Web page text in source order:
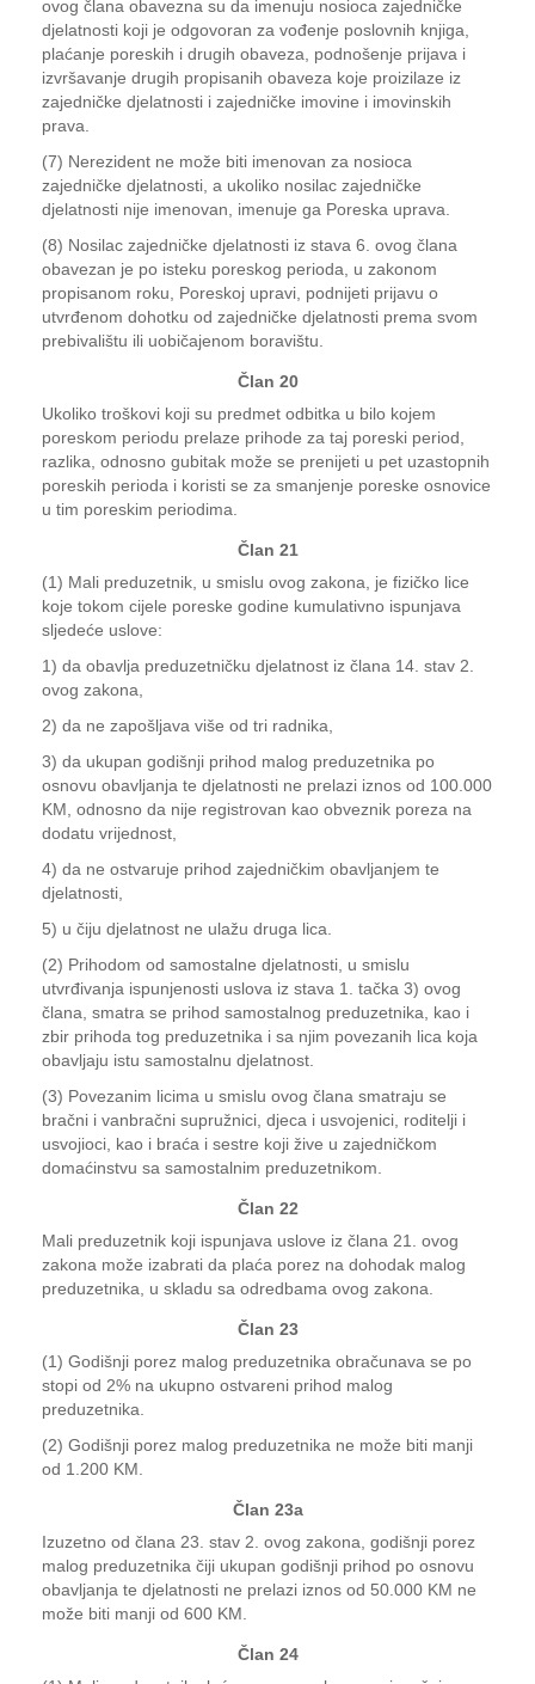
ovog člana obavezna su da imenuju nosioca zajedničke
djelatnosti koji je odgovoran za vođenje poslovnih knjiga,
plaćanje poreskih i drugih obaveza, podnošenje prijava i
izvršavanje drugih propisanih obaveza koje proizilaze iz
zajedničke djelatnosti i zajedničke imovine i imovinskih
prava.
(7) Nerezident ne može biti imenovan za nosioca
zajedničke djelatnosti, a ukoliko nosilac zajedničke
djelatnosti nije imenovan, imenuje ga Poreska uprava.
(8) Nosilac zajedničke djelatnosti iz stava 6. ovog člana
obavezan je po isteku poreskog perioda, u zakonom
propisanom roku, Poreskoj upravi, podnijeti prijavu o
utvrđenom dohotku od zajedničke djelatnosti prema svom
prebivalištu ili uobičajenom boravištu.
Član 20
Ukoliko troškovi koji su predmet odbitka u bilo kojem
poreskom periodu prelaze prihode za taj poreski period,
razlika, odnosno gubitak može se prenijeti u pet uzastopnih
poreskih perioda i koristi se za smanjenje poreske osnovice
u tim poreskim periodima.
Član 21
(1) Mali preduzetnik, u smislu ovog zakona, je fizičko lice
koje tokom cijele poreske godine kumulativno ispunjava
sljedeće uslove:
1) da obavlja preduzetničku djelatnost iz člana 14. stav 2.
ovog zakona,
2) da ne zapošljava više od tri radnika,
3) da ukupan godišnji prihod malog preduzetnika po
osnovu obavljanja te djelatnosti ne prelazi iznos od 100.000
KM, odnosno da nije registrovan kao obveznik poreza na
dodatu vrijednost,
4) da ne ostvaruje prihod zajedničkim obavljanjem te
djelatnosti,
5) u čiju djelatnost ne ulažu druga lica.
(2) Prihodom od samostalne djelatnosti, u smislu
utvrđivanja ispunjenosti uslova iz stava 1. tačka 3) ovog
člana, smatra se prihod samostalnog preduzetnika, kao i
zbir prihoda tog preduzetnika i sa njim povezanih lica koja
obavljaju istu samostalnu djelatnost.
(3) Povezanim licima u smislu ovog člana smatraju se
bračni i vanbračni supružnici, djeca i usvojenici, roditelji i
usvojioci, kao i braća i sestre koji žive u zajedničkom
domaćinstvu sa samostalnim preduzetnikom.
Član 22
Mali preduzetnik koji ispunjava uslove iz člana 21. ovog
zakona može izabrati da plaća porez na dohodak malog
preduzetnika, u skladu sa odredbama ovog zakona.
Član 23
(1) Godišnji porez malog preduzetnika obračunava se po
stopi od 2% na ukupno ostvareni prihod malog
preduzetnika.
(2) Godišnji porez malog preduzetnika ne može biti manji
od 1.200 KM.
Član 23a
Izuzetno od člana 23. stav 2. ovog zakona, godišnji porez
malog preduzetnika čiji ukupan godišnji prihod po osnovu
obavljanja te djelatnosti ne prelazi iznos od 50.000 KM ne
može biti manji od 600 KM.
Član 24